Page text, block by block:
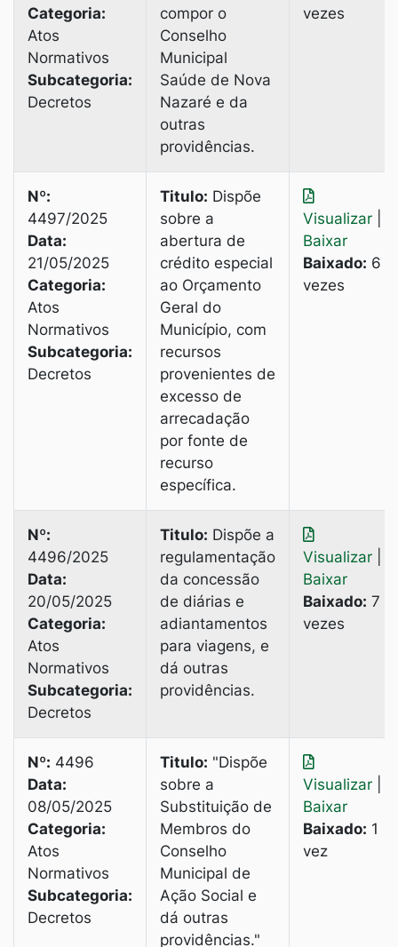
Categoria:
Atos
Normativos
Subcategoria:
Decretos
compor o
Conselho
Municipal
Saúde de Nova
Nazaré e da
outras
providências.
vezes
Nº:
4497/2025
Data:
21/05/2025
Categoria:
Atos
Normativos
Subcategoria:
Decretos
Titulo: Dispõe
sobre a
abertura de
crédito especial
ao Orçamento
Geral do
Município, com
recursos
provenientes de
excesso de
arrecadação
por fonte de
recurso
específica.
Visualizar
Baixar
Baixado: 6
vezes
Nº:
4496/2025
Data:
20/05/2025
Categoria:
Atos
Normativos
Subcategoria:
Decretos
Titulo: Dispõe a
regulamentação
da concessão
de diárias e
adiantamentos
para viagens, e
dá outras
providências.
Visualizar
Baixar
Baixado: 7
vezes
Nº: 4496
Data:
08/05/2025
Categoria:
Atos
Normativos
Subcategoria:
Decretos
Titulo: "Dispõe
sobre a
Substituição de
Membros do
Conselho
Municipal de
Ação Social e
dá outras
providências."
Visualizar
Baixar
Baixado: 1
vez